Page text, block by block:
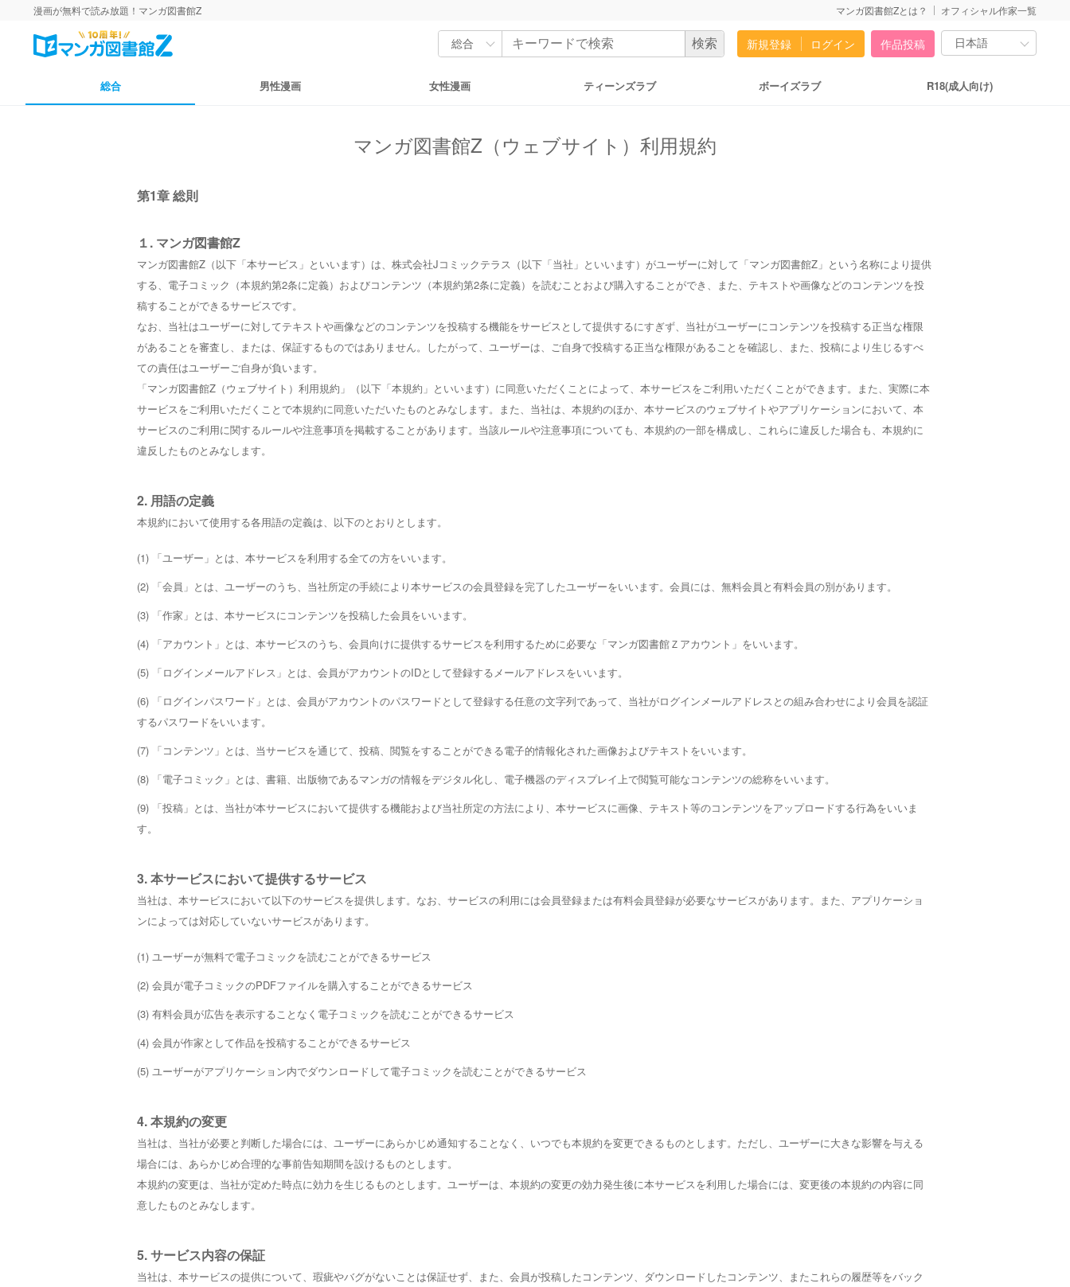
漫画が無料で読み放題！マンガ図書館Z マンガ図書館Zとは？ オフィシャル作家一覧
新規登録 ログイン 作品投稿
総合 男性漫画 女性漫画 ティーンズラブ ボーイズラブ R18(成人向け)
マンガ図書館Z（ウェブサイト）利用規約
第1章 総則
１. マンガ図書館Z
マンガ図書館Z（以下「本サービス」といいます）は、株式会社Jコミックテラス（以下「当社」といいます）がユーザーに対して「マンガ図書館Z」という名称により提供
する、電子コミック（本規約第2条に定義）およびコンテンツ（本規約第2条に定義）を読むことおよび購入することができ、また、テキストや画像などのコンテンツを投
稿することができるサービスです。
なお、当社はユーザーに対してテキストや画像などのコンテンツを投稿する機能をサービスとして提供するにすぎず、当社がユーザーにコンテンツを投稿する正当な権限
があることを審査し、または、保証するものではありません。したがって、ユーザーは、ご自身で投稿する正当な権限があることを確認し、また、投稿により生じるすべ
ての責任はユーザーご自身が負います。
「マンガ図書館Z（ウェブサイト）利用規約」（以下「本規約」といいます）に同意いただくことによって、本サービスをご利用いただくことができます。また、実際に本
サービスをご利用いただくことで本規約に同意いただいたものとみなします。また、当社は、本規約のほか、本サービスのウェブサイトやアプリケーションにおいて、本
サービスのご利用に関するルールや注意事項を掲載することがあります。当該ルールや注意事項についても、本規約の一部を構成し、これらに違反した場合も、本規約に
違反したものとみなします。
2. 用語の定義
本規約において使用する各用語の定義は、以下のとおりとします。
(1) 「ユーザー」とは、本サービスを利用する全ての方をいいます。
(2) 「会員」とは、ユーザーのうち、当社所定の手続により本サービスの会員登録を完了したユーザーをいいます。会員には、無料会員と有料会員の別があります。
(3) 「作家」とは、本サービスにコンテンツを投稿した会員をいいます。
(4) 「アカウント」とは、本サービスのうち、会員向けに提供するサービスを利用するために必要な「マンガ図書館Ｚアカウント」をいいます。
(5) 「ログインメールアドレス」とは、会員がアカウントのIDとして登録するメールアドレスをいいます。
(6) 「ログインパスワード」とは、会員がアカウントのパスワードとして登録する任意の文字列であって、当社がログインメールアドレスとの組み合わせにより会員を認証
するパスワードをいいます。
(7) 「コンテンツ」とは、当サービスを通じて、投稿、閲覧をすることができる電子的情報化された画像およびテキストをいいます。
(8) 「電子コミック」とは、書籍、出版物であるマンガの情報をデジタル化し、電子機器のディスプレイ上で閲覧可能なコンテンツの総称をいいます。
(9) 「投稿」とは、当社が本サービスにおいて提供する機能および当社所定の方法により、本サービスに画像、テキスト等のコンテンツをアップロードする行為をいいま
す。
3. 本サービスにおいて提供するサービス
当社は、本サービスにおいて以下のサービスを提供します。なお、サービスの利用には会員登録または有料会員登録が必要なサービスがあります。また、アプリケーショ
ンによっては対応していないサービスがあります。
(1) ユーザーが無料で電子コミックを読むことができるサービス
(2) 会員が電子コミックのPDFファイルを購入することができるサービス
(3) 有料会員が広告を表示することなく電子コミックを読むことができるサービス
(4) 会員が作家として作品を投稿することができるサービス
(5) ユーザーがアプリケーション内でダウンロードして電子コミックを読むことができるサービス
4. 本規約の変更
当社は、当社が必要と判断した場合には、ユーザーにあらかじめ通知することなく、いつでも本規約を変更できるものとします。ただし、ユーザーに大きな影響を与える
場合には、あらかじめ合理的な事前告知期間を設けるものとします。
本規約の変更は、当社が定めた時点に効力を生じるものとします。ユーザーは、本規約の変更の効力発生後に本サービスを利用した場合には、変更後の本規約の内容に同
意したものとみなします。
5. サービス内容の保証
当社は、本サービスの提供について、瑕疵やバグがないことは保証せず、また、会員が投稿したコンテンツ、ダウンロードしたコンテンツ、またこれらの履歴等をバック